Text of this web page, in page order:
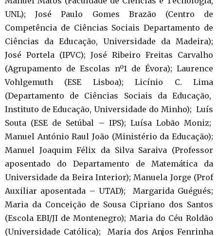
UNL); José Paulo Gomes Brazão (Centro de
Competência de Ciências Sociais Departamento de
Ciências da Educação, Universidade da Madeira);
José Portela (IPVC); José Ribeiro Freitas Carvalho
(Agrupamento de Escolas nº1 de Évora); Laurence
Vohlgemuth (ESE Lisboa); Licínio C. Lima
(Departamento de Ciências Sociais da Educação,
Instituto de Educação, Universidade do Minho); Luís
Souta (ESE de Setúbal – IPS); Luísa Lobão Moniz;
Manuel António Raul João (Ministério da Educação);
Manuel Joaquim Félix da Silva Saraiva (Professor
aposentado do Departamento de Matemática da
Universidade da Beira Interior); Manuela Jorge (Prof
Auxiliar aposentada – UTAD); Margarida Guégués;
Maria da Conceição de Sousa Cipriano dos Santos
(Escola EBI/JI de Montenegro); Maria do Céu Roldão
(Universidade Católica); Maria dos Anjos Fenrinha